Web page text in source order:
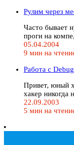
Рулим через
Часто бывает
проги на
05.04.2004
9 мин на
Работа с Debug
Привет, юный
хакер никогда
22.09.2003
5 мин на